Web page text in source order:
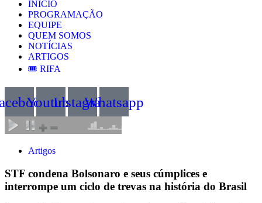
INÍCIO
PROGRAMAÇÃO
EQUIPE
QUEM SOMOS
NOTÍCIAS
ARTIGOS
🎟️ RIFA
YoutubeInstagramWhatsapp
Artigos
STF condena Bolsonaro e seus cúmplices e
interrompe um ciclo de trevas na história do Brasil